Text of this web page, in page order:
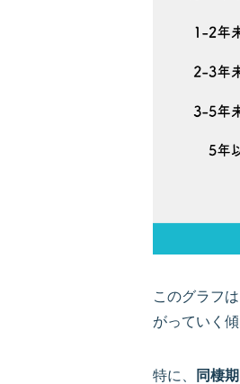
このグラフ
がっていく
特に、 同棲